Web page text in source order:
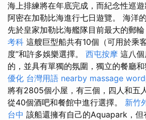
海上排練將在年底完成，而紀念性巡
阿密在加勒比海進行七日遊覽。 海洋
先於皇家加勒比海艦隊目前最大的郵輪
考科 這艘巨型船共有10個（可用於乘
度”和許多娛樂選擇。 西屯按摩 這八
的，並具有單獨的氛圍，獨立的餐廳和
優化 台灣用語 nearby massage
將有2805個小屋，有三個，四人和五
從40個酒吧和餐館中進行選擇。 新竹
台中 該船還擁有自己的Aquapark，但